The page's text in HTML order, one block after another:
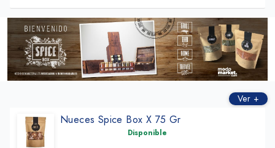
Ver +
Nueces Spice Box X 75 Gr
Disponible